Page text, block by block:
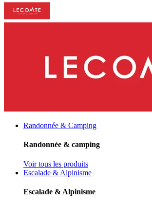
Randonnée & Camping
Randonnée & camping
Voir tous les produits
Escalade & Alpinisme
Escalade & Alpinisme